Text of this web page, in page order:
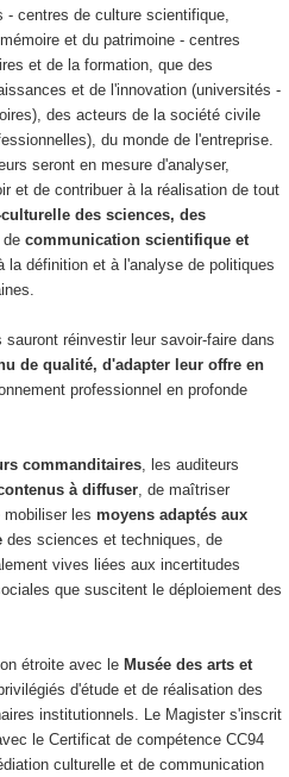
centres de culture scientifique,
et du patrimoine - centres
et de la formation, que des
et de l'innovation (universités -
des acteurs de la société civile
du monde de l'entreprise.
seront en mesure d'analyser,
et de contribuer à la réalisation de tout
des sciences, des
communication scientifique et
la définition et à l'analyse de politiques
réinvestir leur savoir-faire dans
de qualité, d'adapter leur offre en
professionnel en profonde
commanditaires, les auditeurs
à diffuser, de maîtriser
mobiliser les moyens adaptés aux
des sciences et techniques, de
vives liées aux incertitudes
que suscitent le déploiement des
étroite avec le Musée des arts et
d'étude et de réalisation des
institutionnels. Le Magister s'inscrit
le Certificat de compétenceCC94
culturelle et de communication